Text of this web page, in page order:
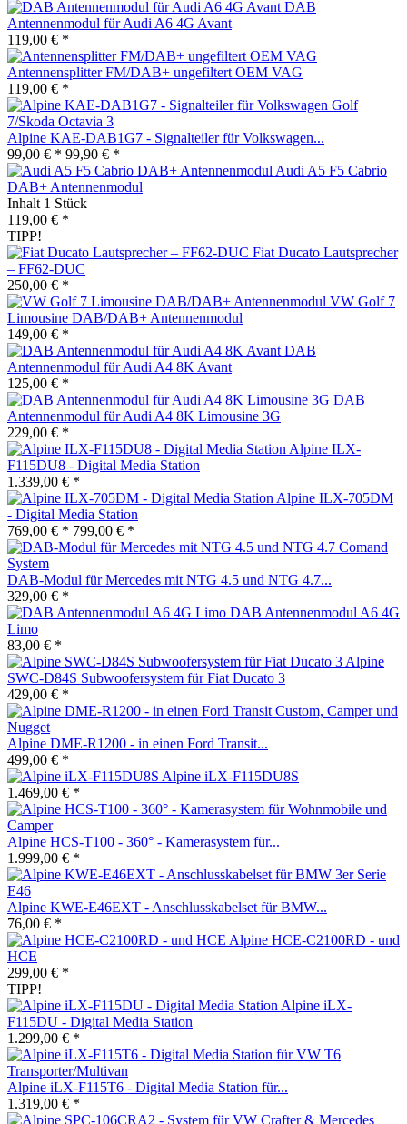
DAB
Antennenmodul für Audi A6 4G Avant
119,00 € *
Antennensplitter FM/DAB+ ungefiltert OEM VAG
119,00 € *
Alpine KAE-DAB1G7 - Signalteiler für Volkswagen...
99,00 € * 99,90 € *
Audi A5 F5 Cabrio
DAB+ Antennenmodul
Inhalt 1 Stück
119,00 € *
TIPP!
Fiat Ducato Lautsprecher
– FF62-DUC
250,00 € *
VW Golf 7
Limousine DAB/DAB+ Antennenmodul
149,00 € *
DAB
Antennenmodul für Audi A4 8K Avant
125,00 € *
DAB
Antennenmodul für Audi A4 8K Limousine 3G
229,00 € *
Alpine ILX-
F115DU8 - Digital Media Station
1.339,00 € *
Alpine ILX-705DM
- Digital Media Station
769,00 € * 799,00 € *
DAB-Modul für Mercedes mit NTG 4.5 und NTG 4.7...
329,00 € *
DAB Antennenmodul A6 4G
Limo
83,00 € *
Alpine
SWC-D84S Subwoofersystem für Fiat Ducato 3
429,00 € *
Alpine DME-R1200 - in einen Ford Transit...
499,00 € *
Alpine iLX-F115DU8S
1.469,00 € *
Alpine HCS-T100 - 360° - Kamerasystem für...
1.999,00 € *
Alpine KWE-E46EXT - Anschlusskabelset für BMW...
76,00 € *
Alpine HCE-C2100RD - und
HCE
299,00 € *
TIPP!
Alpine iLX-
F115DU - Digital Media Station
1.299,00 € *
Alpine iLX-F115T6 - Digital Media Station für...
1.319,00 € *